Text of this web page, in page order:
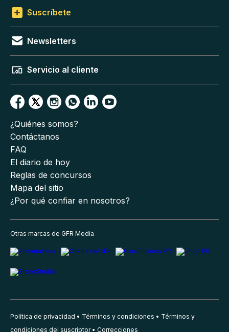
Suscríbete
Newsletters
Servicio al cliente
¿Quiénes somos?
Contáctanos
FAQ
El diario de hoy
Reglas de concursos
Mapa del sitio
¿Por qué confiar en nosotros?
Otras marcas de GFR Media
Política de privacidad Términos y condiciones
Términos y
condiciones del suscriptor
Correcciones